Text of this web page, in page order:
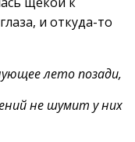
и откуда-то
лето позади,
не шумит у них